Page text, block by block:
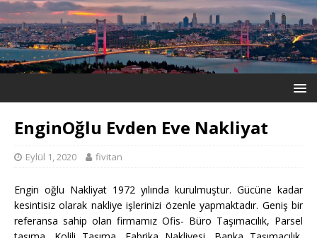
EnginOğlu Evden Eve Nakliyat
Eylül 1, 2020 fivitan
Engin oğlu Nakliyat 1972 yılında kurulmuştur. Gücüne kadar
kesintisiz olarak nakliye işlerinizi özenle yapmaktadır. Geniş bir
referansa sahip olan firmamız Ofis- Büro Taşımacılık, Parsel